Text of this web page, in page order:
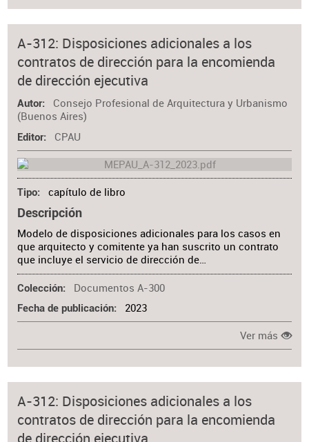
A-312: Disposiciones adicionales a los
contratos de dirección para la encomienda
de dirección ejecutiva
Autor
Consejo Profesional de Arquitectura y Urbanismo
(Buenos Aires)
Editor CPAU
Tipo capítulo de libro
Descripción
Modelo de disposiciones adicionales para los casos en
que arquitecto y comitente ya han suscrito un contrato
que incluye el servicio de dirección de…
Colección Documentos A-300
Fecha de publicación 2023
Ver más
A-312: Disposiciones adicionales a los
contratos de dirección para la encomienda